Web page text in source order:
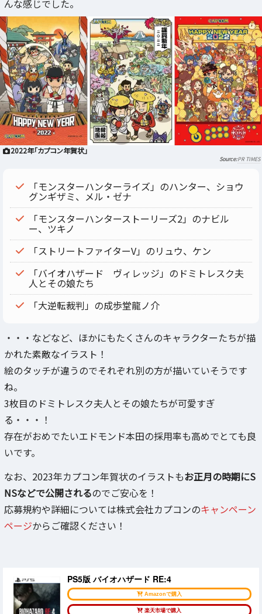
んな感じでした。
2022年「カプコン年賀状」
PR TIMES
「モンスターハンターライズ」のハンター、ショウ
グンギザミ、メル・ゼナ
「モンスターハンターストーリーズ2」のナビル
ー、ツキノ
「ストリートファイターV」のリュウ、ケン
「バイオハザード ヴィレッジ」のドミトレスク夫
人とその娘たち
「大逆転裁判」の成歩堂龍ノ介
・・・などなど、ほかにもたくさんのキャラクターたちが描
かれた素敵なイラスト！
絵のタッチが違うのでそれぞれ別の方が描いていそうです
ね。
3枚目のドミトレスク夫人とその娘たちが可愛すぎ
る・・・！
存在がおめでたいエドモンド本田の採用率も高めでとても良
いです。
なお、2023年カプコン年賀状のイラストもお正月の時期にS
NSなどで公開されるのでご安心を！
応募規約や詳細については株式会社カプコンのキャンペーン
ページからご確認ください！
PS5版 バイオハザード RE:4
Amazonで購入
楽天市場で購入